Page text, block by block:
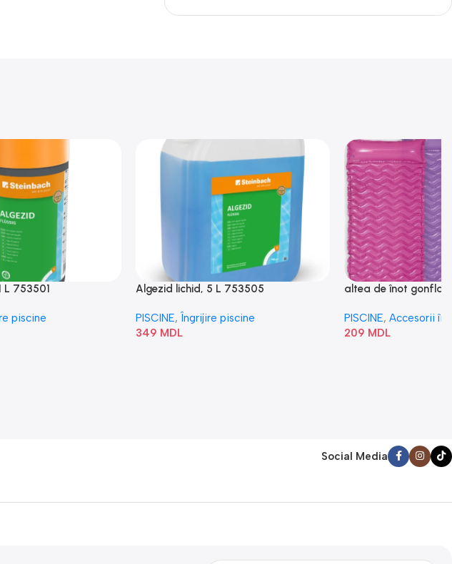
L 753501
piscine
Algezid lichid, 5 L 753505
PISCINE, Îngrijire piscine
349 MDL
altea de înot
PISCINE, Accesorii
209 MDL
Social Media